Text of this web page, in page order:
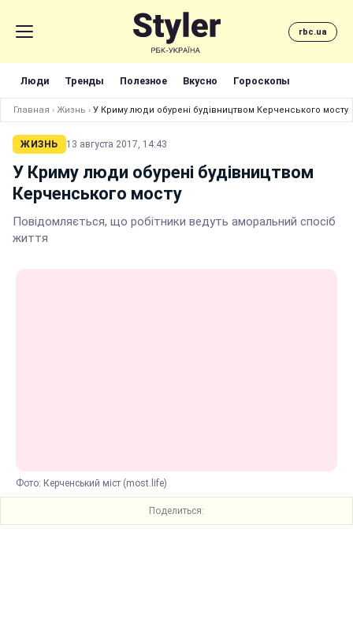
rbc.ua
Люди Тренды Полезное Вкусно Гороскопы
Главная › Жизнь › У Криму люди обурені будівництвом Керченського мосту
ЖИЗНЬ 13 августа 2017, 14:43
У Криму люди обурені будівництвом
Керченського мосту
Повідомляється, що робітники ведуть аморальний спосіб
життя
Фото: Керченський міст (most.life)
Поделиться: